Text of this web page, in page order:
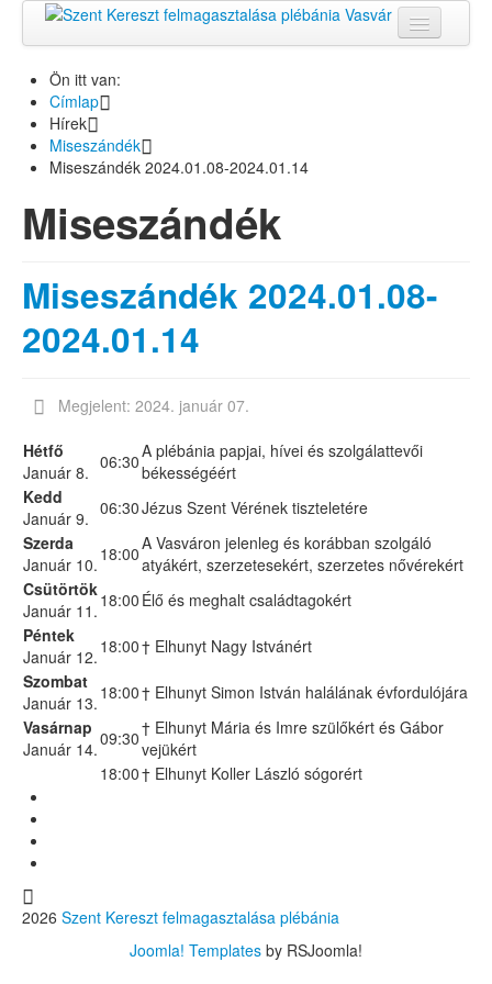
PLÉBÁNIA
HÍREK
KÖZÖSSÉGEK
Képgaléria
Ön itt van:
Címlap
Hírek
Miseszándék
Miseszándék 2024.01.08-2024.01.14
Miseszándék
Miseszándék 2024.01.08-
2024.01.14
Megjelent: 2024. január 07.
Hétfő
Január 8. 06:30A plébánia papjai, hívei és szolgálattevői
békességéért
Kedd
Január 9. 06:30Jézus Szent Vérének tiszteletére
Szerda
Január 10. 18:00A Vasváron jelenleg és korábban szolgáló
atyákért, szerzetesekért, szerzetes nővérekért
Csütörtök
Január 11. 18:00 Élő és meghalt családtagokért
Péntek
Január 12. 18:00† Elhunyt Nagy Istvánért
Szombat
Január 13. 18:00† Elhunyt Simon István halálának évfordulójára
Vasárnap
Január 14.09:30† Elhunyt Mária és Imre szülőkért és Gábor
vejükért
18:00† Elhunyt Koller László sógorért
2026 Szent Kereszt felmagasztalása plébánia
Joomla! Templates by RSJoomla!